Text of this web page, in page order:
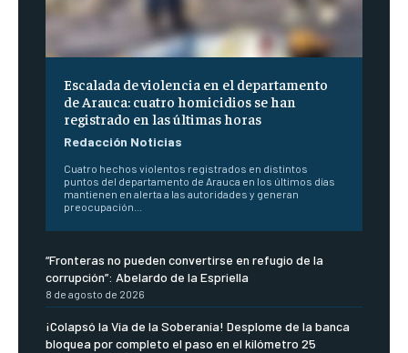
Escalada de violencia en el departamento
de Arauca: cuatro homicidios se han
registrado en las últimas horas
Redacción Noticias
Cuatro hechos violentos registrados en distintos
puntos del departamento de Arauca en los últimos días
mantienen en alerta a las autoridades y generan
preocupación...
“Fronteras no pueden convertirse en refugio de la
corrupción”: Abelardo de la Espriella
8 de agosto de 2026
¡Colapsó la Vía de la Soberanía! Desplome de la banca
bloquea por completo el paso en el kilómetro 25